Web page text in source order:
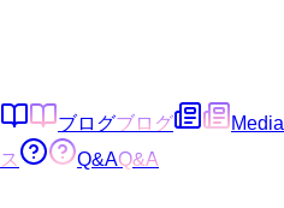
ブログブログ Media
ス
Q&AQ&A